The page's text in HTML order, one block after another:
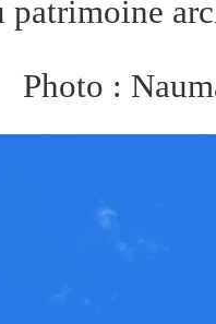
patrimoine
Photo :